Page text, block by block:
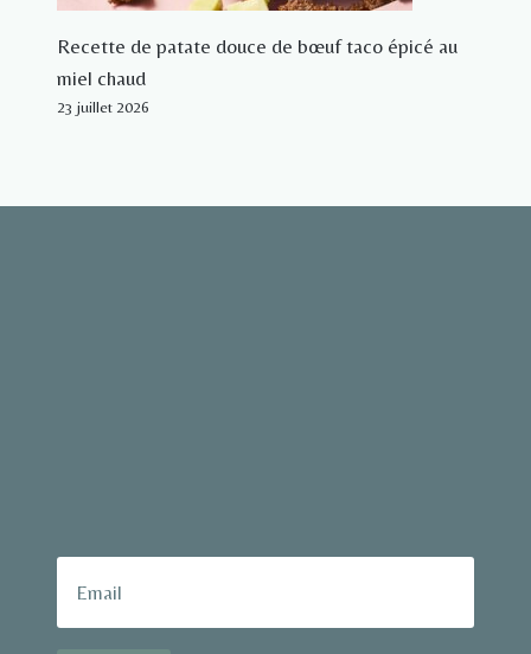
Recette de patate douce de bœuf taco épicé au
miel chaud
23 juillet 2026